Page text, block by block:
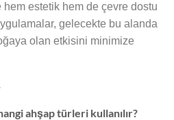
hem estetik hem de çevre dostu
gelecekte bu alanda
olan etkisini minimize
ahşap türleri kullanılır?